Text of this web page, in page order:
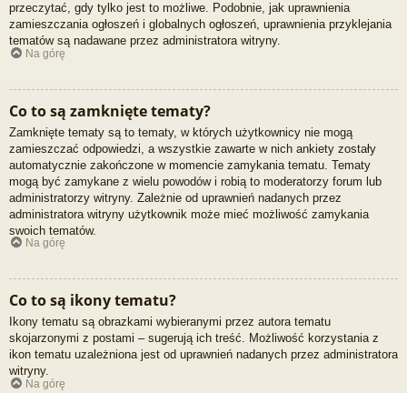
przeczytać, gdy tylko jest to możliwe. Podobnie, jak uprawnienia
zamieszczania ogłoszeń i globalnych ogłoszeń, uprawnienia przyklejania
tematów są nadawane przez administratora witryny.
Na górę
Co to są zamknięte tematy?
Zamknięte tematy są to tematy, w których użytkownicy nie mogą
zamieszczać odpowiedzi, a wszystkie zawarte w nich ankiety zostały
automatycznie zakończone w momencie zamykania tematu. Tematy
mogą być zamykane z wielu powodów i robią to moderatorzy forum lub
administratorzy witryny. Zależnie od uprawnień nadanych przez
administratora witryny użytkownik może mieć możliwość zamykania
swoich tematów.
Na górę
Co to są ikony tematu?
Ikony tematu są obrazkami wybieranymi przez autora tematu
skojarzonymi z postami – sugerują ich treść. Możliwość korzystania z
ikon tematu uzależniona jest od uprawnień nadanych przez administratora
witryny.
Na górę